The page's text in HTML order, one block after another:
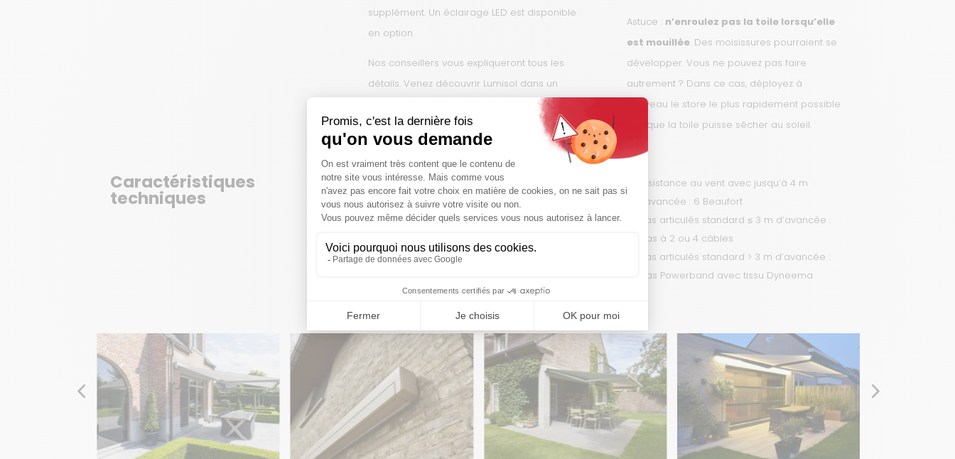
supplément. Un éclairage LED est disponible
en option.
Nos conseillers vous expliqueront tous les
détails. Venez découvrir Lumisol dans un
Astuce : n’enroulez pas la toile lorsqu’elle
est mouillée. Des moisissures pourraient se
développer. Vous ne pouvez pas faire
autrement ? Dans ce cas, déployez à
nouveau le store le plus rapidement possible
afin que la toile puisse sécher au soleil.
Caractéristiques
techniques
Largeur maximale : 7 m ou 14 m connectés
Avancée maximale pour 5,5 m de largeur
max. : 4 m
max. : 3,5 m
Résistance au vent avec jusqu’à 4 m
d’avancée : 6 Beaufort
Bras articulés standard ≤ 3 m d’avancée :
bras à 2 ou 4 câbles
Bras articulés standard > 3 m d’avancée :
bras Powerband avec tissu Dyneema